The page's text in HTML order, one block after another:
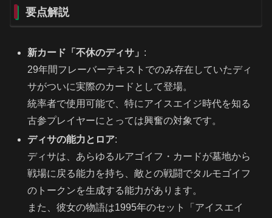
要点解説
新カード「不休のディサ」 :
29年間フレーバーテキストでのみ存在していたディ
サがついに実際のカードとして登場。
統率者で使用可能で、特にアイスエイジ時代を知る
古参プレイヤーにとっては興奮の対象です。
ディサの能力とロア:
ディサは、あらゆるルアゴイフ・カードが墓地から
戦場に戻る能力を持ち、敵との戦闘でタルモゴイフ
のトークンを生成する能力があります。
また、彼女の物語は1995年のセット「アイスエイ